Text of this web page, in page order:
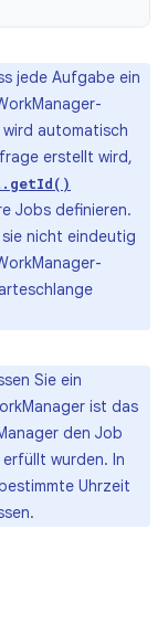
jede Aufgabe ein
wird automatisch
erstellt wird,
Jobs definieren.
nicht eindeutig
Sie ein
ist das
den Job
wurden. In
Uhrzeit